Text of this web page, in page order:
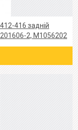
416 задній
2, M1056202